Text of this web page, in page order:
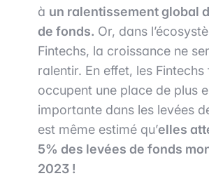
à un ralentissement global
de fonds. Or, dans
Fintechs, la croissance ne
ralentir. En effet, les
occupent une place de plus
importante dans les levées
est même estimé qu’elles
5% des levées de fonds
2023 !